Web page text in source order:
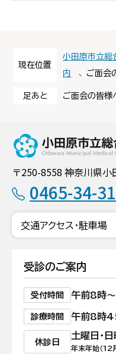
現在位置
小田原市立総
内
ご面会
足あと ご面会の皆様
〒250-8558 神奈川県
0465-34-
交通アクセス・駐車場
受診のご案内
受付時間 午前8時
診療時間 午前8時
休診日
土曜日・日
年末年始（12